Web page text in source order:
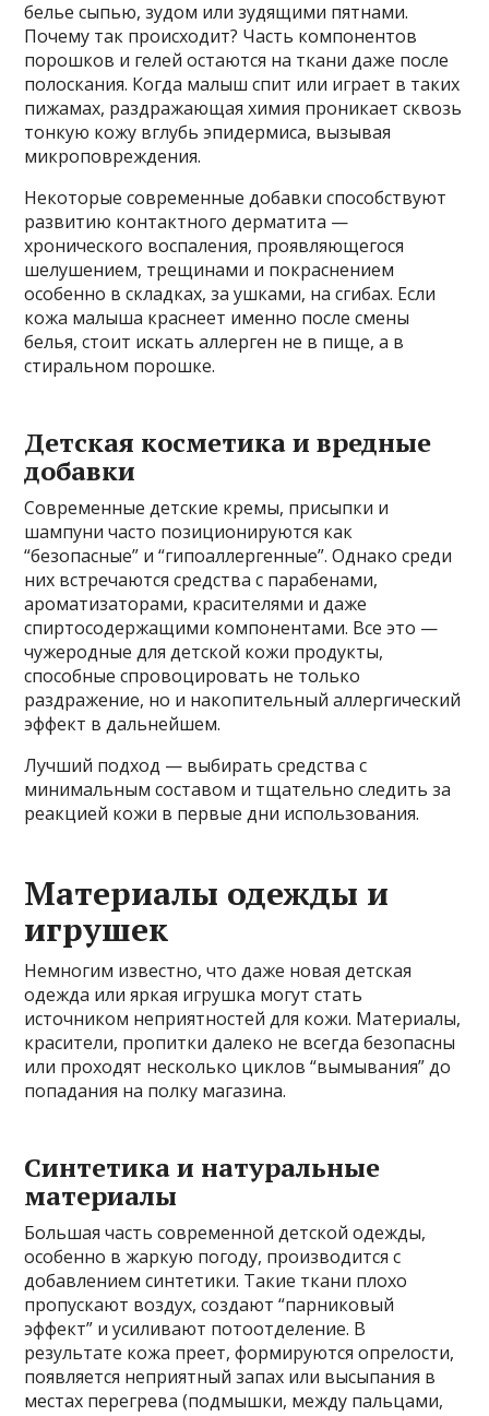
белье сыпью, зудом или зудящими пятнами.
Почему так происходит? Часть компонентов
порошков и гелей остаются на ткани даже после
полоскания. Когда малыш спит или играет в таких
пижамах, раздражающая химия проникает сквозь
тонкую кожу вглубь эпидермиса, вызывая
микроповреждения.
Некоторые современные добавки способствуют
развитию контактного дерматита —
хронического воспаления, проявляющегося
шелушением, трещинами и покраснением
особенно в складках, за ушками, на сгибах. Если
кожа малыша краснеет именно после смены
белья, стоит искать аллерген не в пище, а в
стиральном порошке.
Детская косметика и вредные
добавки
Современные детские кремы, присыпки и
шампуни часто позиционируются как
“безопасные” и “гипоаллергенные”. Однако среди
них встречаются средства с парабенами,
ароматизаторами, красителями и даже
спиртосодержащими компонентами. Все это —
чужеродные для детской кожи продукты,
способные спровоцировать не только
раздражение, но и накопительный аллергический
эффект в дальнейшем.
Лучший подход — выбирать средства с
минимальным составом и тщательно следить за
реакцией кожи в первые дни использования.
Материалы одежды и
игрушек
Немногим известно, что даже новая детская
одежда или яркая игрушка могут стать
источником неприятностей для кожи. Материалы,
красители, пропитки далеко не всегда безопасны
или проходят несколько циклов “вымывания” до
попадания на полку магазина.
Синтетика и натуральные
материалы
Большая часть современной детской одежды,
особенно в жаркую погоду, производится с
добавлением синтетики. Такие ткани плохо
пропускают воздух, создают “парниковый
эффект” и усиливают потоотделение. В
результате кожа преет, формируются опрелости,
появляется неприятный запах или высыпания в
местах перегрева (подмышки, между пальцами,